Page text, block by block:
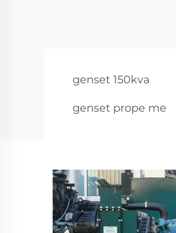
genset 150kva
genset prope me